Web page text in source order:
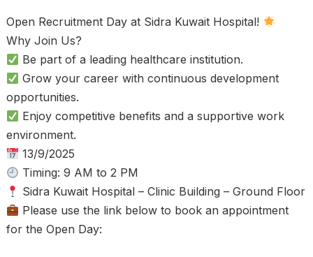
Open Recruitment Day at Sidra Kuwait Hospital!
Why Join Us?
Be part of a leading healthcare institution.
Grow your career with continuous development
opportunities.
Enjoy competitive benefits and a supportive work
environment.
13/9/2025
Timing: 9 AM to 2 PM
Sidra Kuwait Hospital – Clinic Building – Ground Floor
Please use the link below to book an appointment
for the Open Day: